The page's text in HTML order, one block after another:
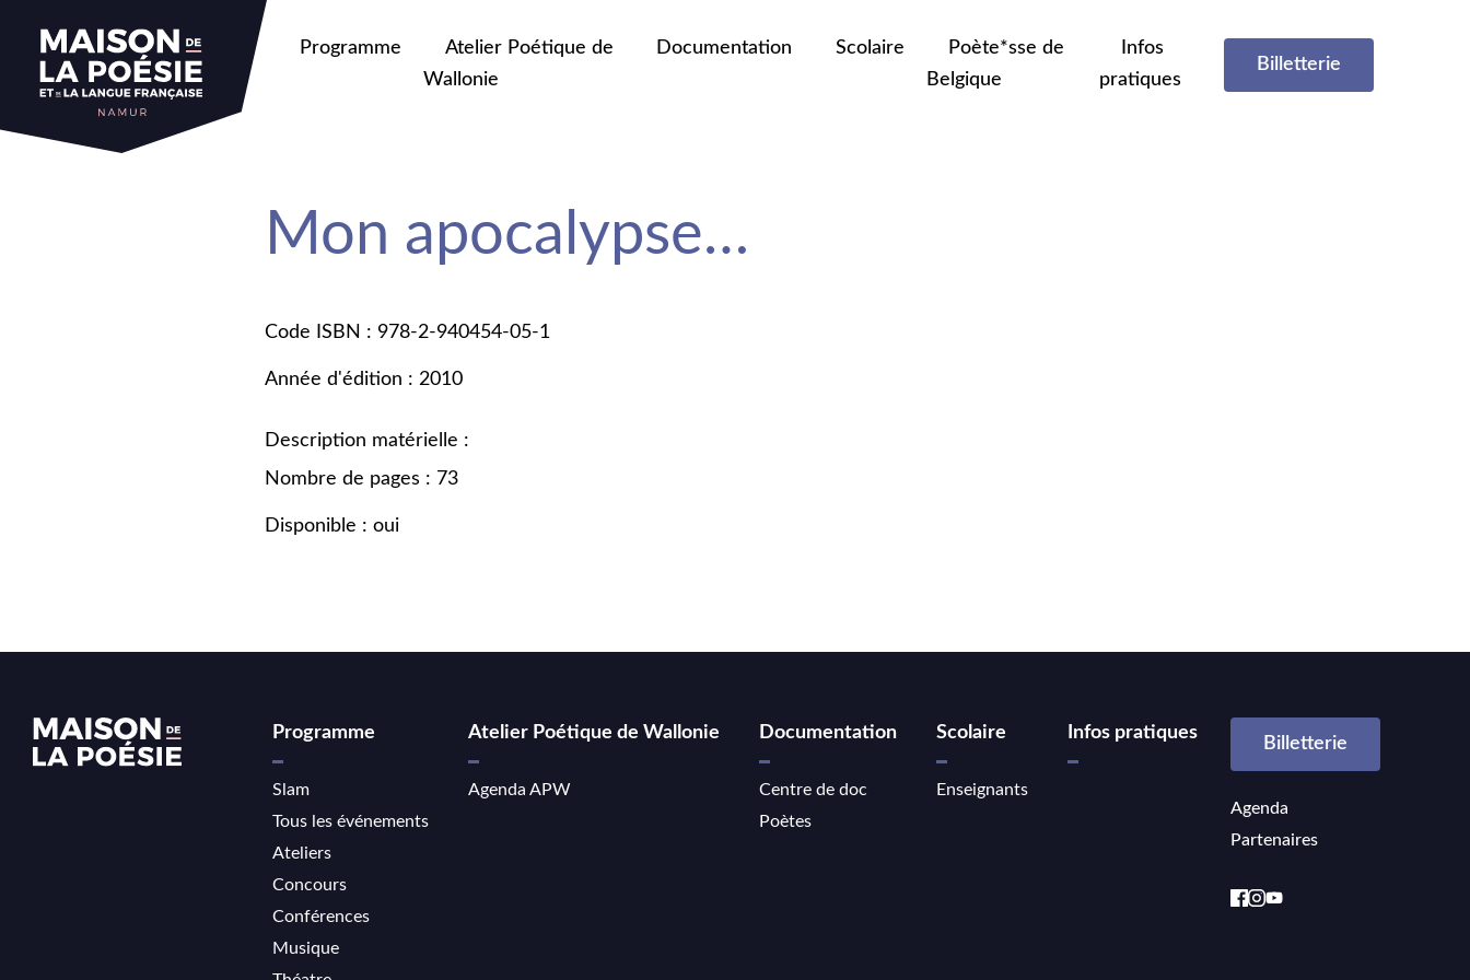
Programme
Atelier Poétique de
Wallonie
Documentation Scolaire
Poète*sse de
Belgique
Infos
pratiques
Billetterie
Mon apocalypse…
Code ISBN : 978-2-940454-05-1
Année d'édition : 2010
Description matérielle :
Nombre de pages : 73
Disponible : oui
Programme
Slam
Tous les événements
Ateliers
Concours
Conférences
Musique
Atelier Poétique de Wallonie
Agenda APW
Documentation
Centre de doc
Poètes
Scolaire
Enseignants
Infos pratiques
Billetterie
Agenda
Partenaires